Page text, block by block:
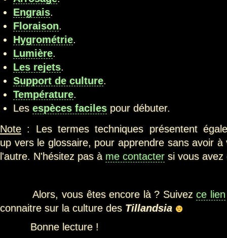
Engrais.
Floraison.
Hygrométrie.
Lumière.
Les rejets.
Support de culture.
Température.
Les espèces faciles pour débuter.
Note : Les termes techniques présentent
up vers le glossaire, pour apprendre sans avoir
l'autre. N'hésitez pas à me contacter si vous avez
Alors, vous êtes encore là ? Suivezce lien
connaitre sur la culture des Tillandsia
Bonne lecture !